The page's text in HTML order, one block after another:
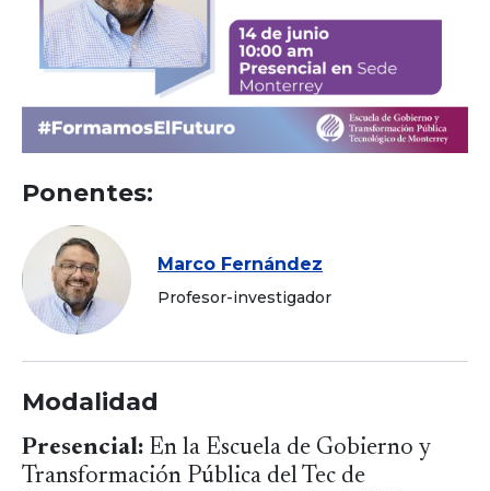
Ponentes:
Marco Fernández
Profesor-investigador
Modalidad
Presencial: En la Escuela de Gobierno y
Transformación Pública del Tec de